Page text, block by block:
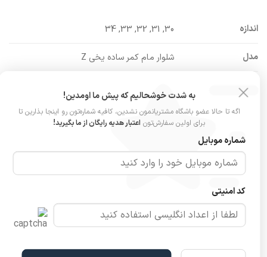
اندازه 30, 31, 32, 33, 34
مدل شلوار مام کمر ساده یخی Z
جنس
ویژگی پارچه کشسانی ندارد
قد شلوار ۹۴ سانت
به شدت خوشحالیم که پیش ما اومدین!
اگه تا حالا عضو باشگاه مشتریانمون نشدین، کافیه شماره‌تون رو اینجا بذارین تا
برای اولین سفارش‌توناعتبار هدیه رایگان از ما بگیرید!
شماره موبایل
کد امنیتی